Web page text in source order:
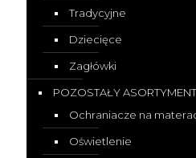
Tradycyjne
Dziecięce
Zagłówki
POZOSTAŁY ASORTYMENT
Ochraniacze na
Oświetlenie